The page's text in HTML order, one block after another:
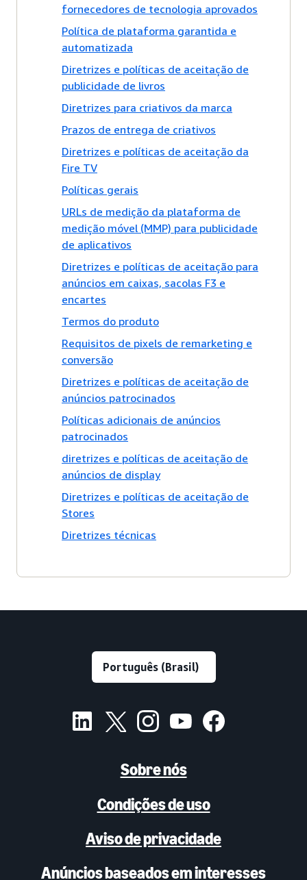
fornecedores de tecnologia aprovados
Política de plataforma garantida e
automatizada
Diretrizes e políticas de aceitação de
publicidade de livros
Diretrizes para criativos da marca
Prazos de entrega de criativos
Diretrizes e políticas de aceitação da
Fire TV
Políticas gerais
URLs de medição da plataforma de
medição móvel (MMP) para publicidade
de aplicativos
Diretrizes e políticas de aceitação para
anúncios em caixas, sacolas F3 e
encartes
Termos do produto
Requisitos de pixels de remarketing e
conversão
Diretrizes e políticas de aceitação de
anúncios patrocinados
Políticas adicionais de anúncios
patrocinados
diretrizes e políticas de aceitação de
anúncios de display
Diretrizes e políticas de aceitação de
Stores
Diretrizes técnicas
Sobre nós
Condições de uso
Aviso de privacidade
Anúncios baseados em interesses